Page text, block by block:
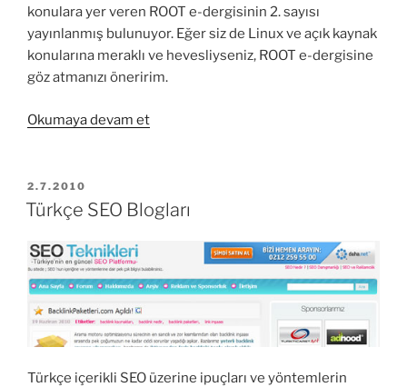
konulara yer veren ROOT e-dergisinin 2. sayısı
yayınlanmış bulunuyor. Eğer siz de Linux ve açık kaynak
konularına meraklı ve hevesliyseniz, ROOT e-dergisine
göz atmanızı öneririm.
Okumaya devam et“Root,
E-
Röportaj”
YAYIM
TARIHI
2.7.2010
Türkçe SEO Blogları
Türkçe içerikli SEO üzerine ipuçları ve yöntemlerin